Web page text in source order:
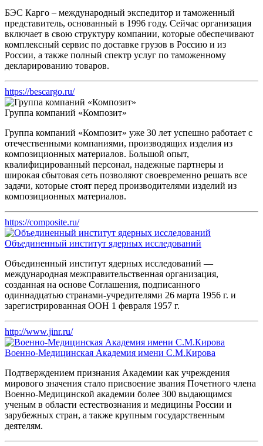
БЭС Карго – международный экспедитор и таможенный
представитель, основанный в 1996 году. Сейчас организация
включает в свою структуру компании, которые обеспечивают
комплексный сервис по доставке грузов в Россию и из
России, а также полный спектр услуг по таможенному
декларированию товаров.
https://bescargo.ru/
Группа компаний «Композит»
Группа компаний «Композит» уже 30 лет успешно работает с
отечественными компаниями, производящих изделия из
композиционных материалов. Большой опыт,
квалифицированный персонал, надежные партнеры и
широкая сбытовая сеть позволяют своевременно решать все
задачи, которые стоят перед производителями изделий из
композиционных материалов.
https://composite.ru/
Объединенный институт ядерных исследований
Объединенный институт ядерных исследований —
международная межправительственная организация,
созданная на основе Соглашения, подписанного
одиннадцатью странами-учредителями 26 марта 1956 г. и
зарегистрированная ООН 1 февраля 1957 г.
http://www.jinr.ru/
Военно-Медицинская Академия имени С.М.Кирова
Подтверждением признания Академии как учреждения
мирового значения стало присвоение звания Почетного члена
Военно-Медицинской академии более 300 выдающимся
ученым в области естествознания и медицины России и
зарубежных стран, а также крупным государственным
деятелям.